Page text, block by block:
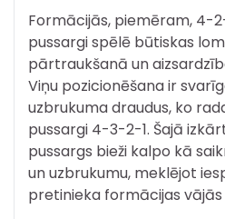
Formācijās, piemēram, 4-
pussargi spēlē būtiskas
pārtraukšanā un
Viņu pozicionēšana ir
uzbrukuma draudus, ko
pussargi 4-3-2-1. Šajā
pussargs bieži kalpo kā
un uzbrukumu, meklējot
pretinieka formācijas vājās